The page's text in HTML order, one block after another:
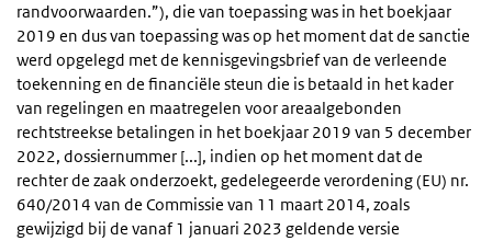
randvoorwaarden.”), die van toepassing was in het boekjaar
2019 en dus van toepassing was op het moment dat de sanctie
werd opgelegd met de kennisgevingsbrief van de verleende
toekenning en de financiële steun die is betaald in het kader
van regelingen en maatregelen voor areaalgebonden
rechtstreekse betalingen in het boekjaar 2019 van 5 december
2022, dossiernummer [...], indien op het moment dat de
rechter de zaak onderzoekt, gedelegeerde verordening (EU) nr.
640/2014 van de Commissie van 11 maart 2014, zoals
gewijzigd bij de vanaf 1 januari 2023 geldende versie